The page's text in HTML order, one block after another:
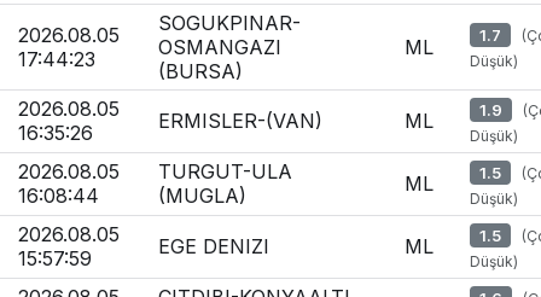
2026.08.05
17:44:23
SOGUKPINAR-
OSMANGAZI
(BURSA)
ML 1.7
Düşük)
2026.08.05
16:35:26
ERMISLER-(VAN) ML 1.9
Düşük)
2026.08.05
16:08:44
TURGUT-ULA
(MUGLA)
ML 1.5
Düşük)
2026.08.05
15:57:59
EGE DENIZI ML 1.5
Düşük)